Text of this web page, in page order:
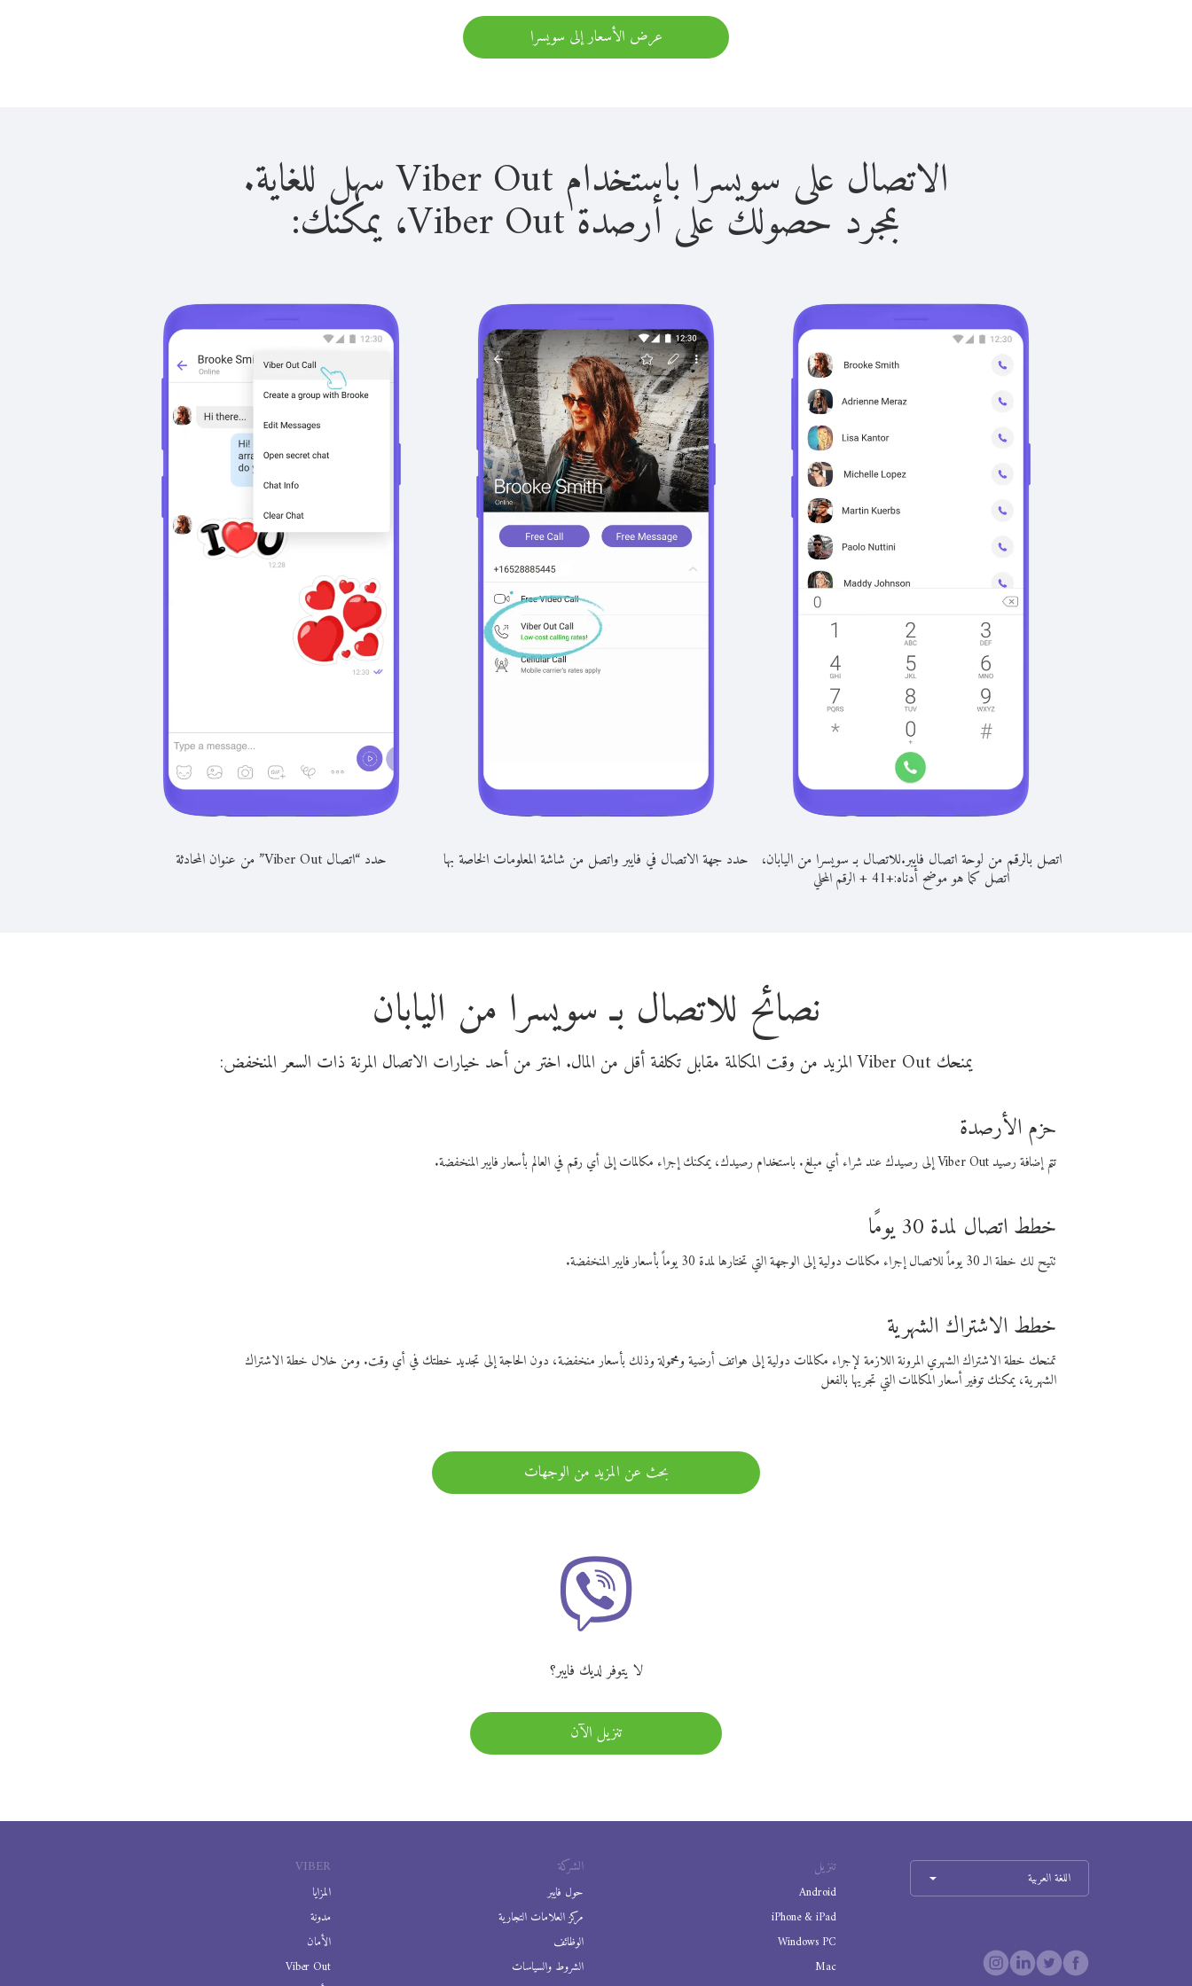
عرض الأسعار إلى سويسرا
الاتصال على سويسرا باستخدام Viber Out سهل للغاية.
بمجرد حصولك على أرصدة Viber Out، يمكنك:
اتصل بالرقم من لوحة اتصال فايبر.للاتصال بـ سويسرا من اليابان،
اتصل كما هو موضح أدناه:+
41
+الرقم المحلي
حدد جهة الاتصال في فايبر واتصل من شاشة المعلومات الخاصة بها حدد “اتصال Viber Out” من عنوان المحادثة
نصائح للاتصال بـ سويسرا من اليابان
يمنحك Viber Out المزيد من وقت المكالمة مقابل تكلفة أقل من المال. اختر من أحد خيارات الاتصال المرنة ذات السعر المنخفض:
حزم الأرصدة
تتم إضافة رصيد Viber Out إلى رصيدك عند شراء أي مبلغ. باستخدام رصيدك، يمكنك إجراء مكالمات إلى أي رقم في العالم بأسعار فايبر المنخفضة.
خطط اتصال لمدة 30 يومًا
تتيح لك خطة الـ 30 يوماً للاتصال إجراء مكالمات دولية إلى الوجهة التي تختارها لمدة 30 يوماً بأسعار فايبر المنخفضة.
خطط الاشتراك الشهرية
تمنحك خطة الاشتراك الشهري المرونة اللازمة لإجراء مكالمات دولية إلى هواتف أرضية ومحمولة وذلك بأسعار منخفضة، دون الحاجة إلى تجديد خطتك في أي وقت. ومن خلال خطة الاشتراك
الشهرية، يمكنك توفير أسعار المكالمات التي تجريها بالفعل
بحث عن المزيد من الوجهات
لا يتوفر لديك فايبر؟
تنزيل الآن
VIBER
المزايا
مدونة
الأمان
Viber Out
الشركة
حول فايبر
مركز العلامات التجارية
الوظائف
الشروط والسياسات
تنزيل
Android
iPhone & iPad
Windows PC
Mac
اللغة العربية